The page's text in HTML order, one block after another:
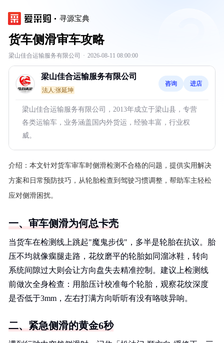
寻源宝典
货车侧滑审车攻略
梁山佳合运输服务有限公司 · 2026-08-11 08:00:00
梁山佳合运输服务有限公司
法人:张延坤
咨询 进店
梁山佳合运输服务有限公司，2013年成立于梁山县，专营
各类运输车，业务涵盖国内外货运，经验丰富，行业权
威。
介绍： 本文针对货车审车时侧滑检测不合格的问题，提供实用解决
方案和日常预防技巧，从轮胎检查到驾驶习惯调整，帮助车主轻松
应对侧滑困扰。
一、审车侧滑为何总卡壳
当货车在检测线上跳起"魔鬼步伐"，多半是轮胎在抗议。胎
压不均就像瘸腿走路，花纹磨平的轮胎如同溜冰鞋，转向
系统间隙过大则会让方向盘失去精准控制。建议上检测线
前做次全身检查：用胎压计校准每个轮胎，观察花纹深度
是否低于3mm，左右打满方向听听有没有咯吱异响。
二、紧急侧滑的黄金6秒